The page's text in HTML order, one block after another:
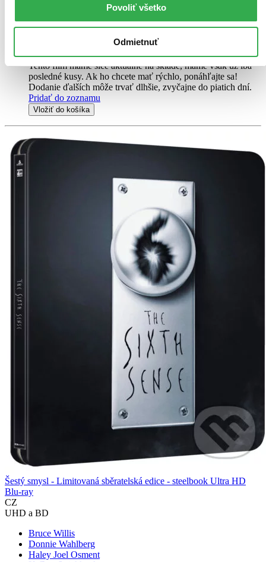
Povoliť všetko
Odmietnuť
Ambrose, vypráví příběh Easy Company, 506. pluku 101.
výsadkové divize americké armády...
Na sklade 2 ks
Tento film máme síce aktuálne na sklade, máme však už iba
posledné kusy. Ak ho chcete mať rýchlo, ponáhľajte sa!
Dodanie ďalších môže trvať dlhšie, zvyčajne do piatich dní.
Pridať do zoznamu
Vložiť do košíka
Šestý smysl - Limitovaná sběratelská edice - steelbook Ultra HD
Blu-ray
CZ
UHD a BD
Bruce Willis
Donnie Wahlberg
Haley Joel Osment